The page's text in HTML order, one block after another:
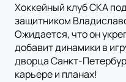
Хоккейный клуб СКА
защитником
Ожидается, что он
добавит динамики в
дворца Санкт-
карьере и планах!